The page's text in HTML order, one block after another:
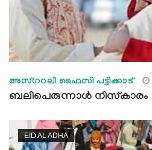
അസ്ഗറലി ഫൈസി പട്ടിക്കാട്‌
ബലിപെരുന്നാള്‍ നിസ്‌കാരം
EID AL ADHA